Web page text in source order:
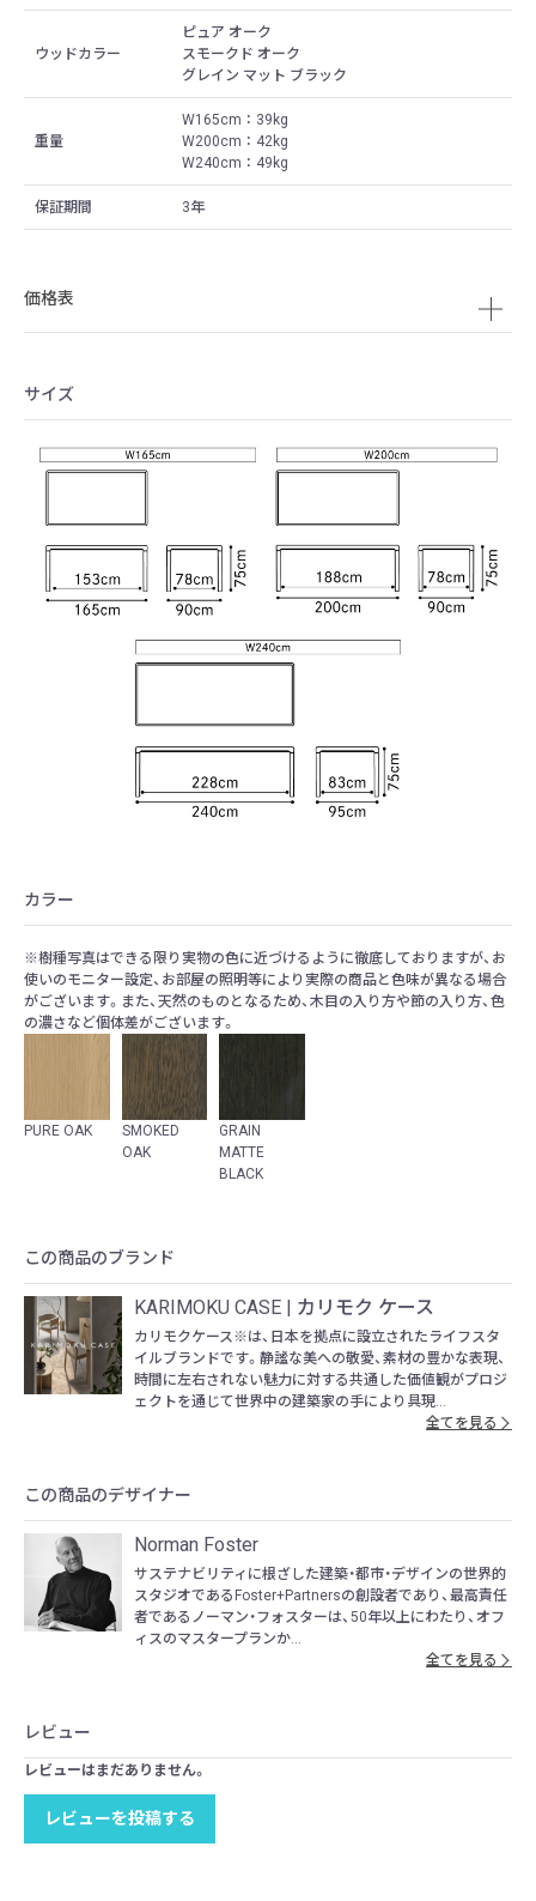
ウッドカラー
ピュア オーク
スモークド オーク
グレイン マット ブラック
重量
W165cm ： 39kg
W200cm ： 42kg
W240cm ： 49kg
保証期間 3年
価格表
サイズ
カラー
※樹種写真はできる限り実物の色に近づけるように徹底しておりますが、お
使いのモニター設定、お部屋の照明等により実際の商品と色味が異なる場合
がございます。また、天然のものとなるため、木目の入り方や節の入り方、色
の濃さなど個体差がございます。
PURE OAK
SMOKED
OAK
GRAIN
MATTE
BLACK
この商品のブランド
KARIMOKU CASE | カリモク ケース
カリモクケース※は、日本を拠点に設立されたライフスタ
イルブランドです。静謐な美への敬愛、素材の豊かな表現、
時間に左右されない魅力に対する共通した価値観がプロジ
ェクトを通じて世界中の建築家の手により具現...
全てを見る
この商品のデザイナー
Norman Foster
サステナビリティに根ざした建築・都市・デザインの世界的
スタジオであるFoster+Partnersの創設者であり、最高責任
者であるノーマン・フォスターは、50年以上にわたり、オフ
ィスのマスタープランか...
全てを見る
レビュー
レビューはまだありません。
レビューを投稿する